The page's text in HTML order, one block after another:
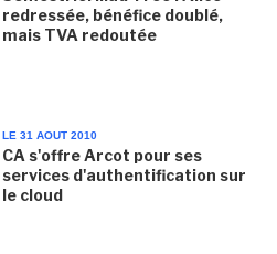
redressée, bénéfice doublé,
mais TVA redoutée
LE 31 AOUT 2010
CA s'offre Arcot pour ses
services d'authentification sur
le cloud